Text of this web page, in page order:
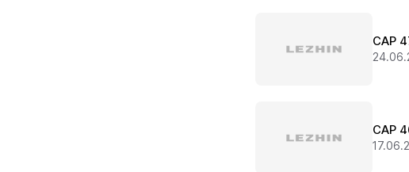
CAP
CAP